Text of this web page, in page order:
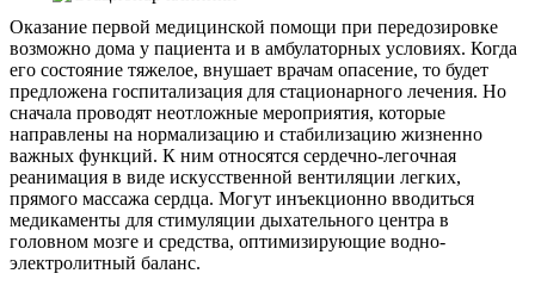
Оказание первой медицинской помощи при передозировке
возможно дома у пациента и в амбулаторных условиях. Когда
его состояние тяжелое, внушает врачам опасение, то будет
предложена госпитализация для стационарного лечения. Но
сначала проводят неотложные мероприятия, которые
направлены на нормализацию и стабилизацию жизненно
важных функций. К ним относятся сердечно-легочная
реанимация в виде искусственной вентиляции легких,
прямого массажа сердца. Могут инъекционно вводиться
медикаменты для стимуляции дыхательного центра в
головном мозге и средства, оптимизирующие водно-
электролитный баланс.